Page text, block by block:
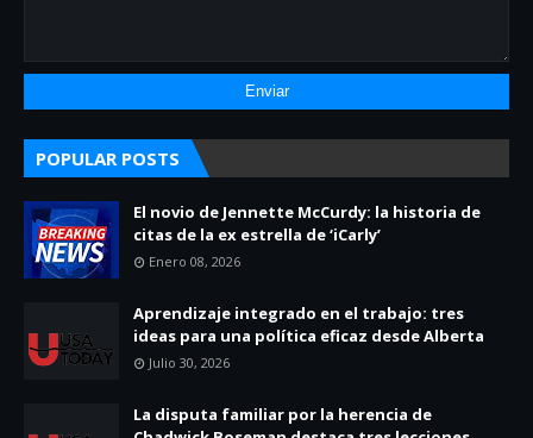
POPULAR POSTS
El novio de Jennette McCurdy: la historia de
citas de la ex estrella de ‘iCarly’
Enero 08, 2026
Aprendizaje integrado en el trabajo: tres
ideas para una política eficaz desde Alberta
Julio 30, 2026
La disputa familiar por la herencia de